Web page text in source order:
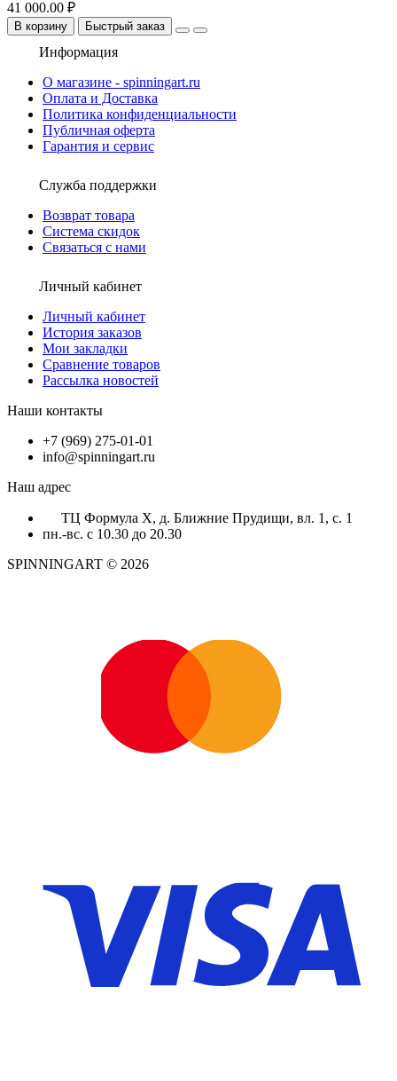
41 000.00 ₽
В корзину Быстрый заказ
Информация
О магазине - spinningart.ru
Оплата и Доставка
Политика конфиденциальности
Публичная оферта
Гарантия и сервис
Служба поддержки
Возврат товара
Система скидок
Связаться с нами
Личный кабинет
Личный кабинет
История заказов
Мои закладки
Сравнение товаров
Рассылка новостей
Наши контакты
+7 (969) 275-01-01
info@spinningart.ru
Наш адрес
ТЦ Формула X, д. Ближние Прудищи, вл. 1, с. 1
пн.-вс. с 10.30 до 20.30
SPINNINGART © 2026